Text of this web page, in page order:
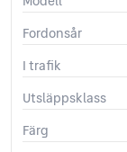
Fordonsår
I trafik
Utsläppsklass
Färg